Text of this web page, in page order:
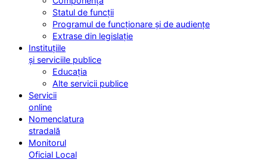
Statul de funcții
Programul de funcționare și de audiențe
Extrase din legislație
Instituțiile
și serviciile publice
Educația
Alte servicii publice
Servicii
online
Nomenclatura
stradală
Monitorul
Oficial Local